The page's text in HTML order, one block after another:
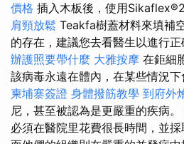
價格 插入木板後，使用
肩頸放鬆 Teakfa樹蓋材料來填補
的存在，建議您去看醫生以進行正
辦護照要帶什麼 大雅按摩 在鉅細
該病毒永遠在體內，在某些情況下
柬埔寨簽證 身體撥筋教學 到府外
尼，甚至被認為是更嚴重的疾病。
必須在醫院里花費很長時間，並採